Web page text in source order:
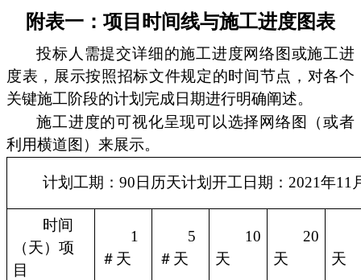
附表一：项目时间线与施工进度图表
投标人需提交详细的施工进度网络图或施工进
度表，展示按照招标文件规定的时间节点，对各个
关键施工阶段的计划完成日期进行明确阐述。
施工进度的可视化呈现可以选择网络图（或者
利用横道图）来展示。
计划工期：90日历天计划开工日期：2021年
时间
（天）项
目
1
＃天
5
＃天
10
天
20
天
天